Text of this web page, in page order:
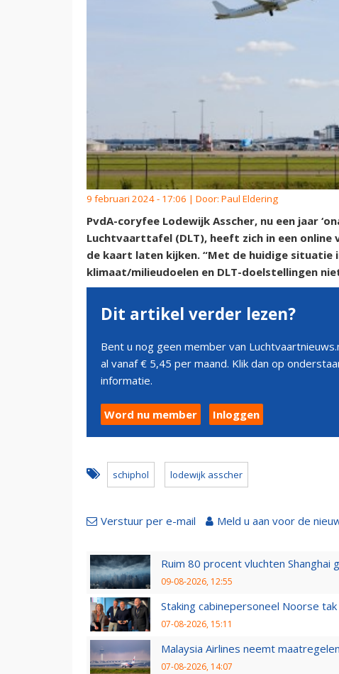
9 februari 2024 - 17:06 | Door: Paul Eldering
PvdA-coryfee Lodewijk Asscher, nu een jaar
Luchtvaarttafel (DLT), heeft zich in een online
de kaart laten kijken. “Met de huidige situatie
klimaat/milieudoelen en DLT-doelstellingen
Dit artikel verder lezen?
Bent u nog geen member van
al vanaf € 5,45 per maand. Klik dan op
informatie.
Word nu member Inloggen
schiphol lodewijk asscher
Verstuur per e-mail Meld u aan voor de
Ruim 80 procent vluchten
09-08-2026, 12:55
Staking cabinepersoneel Noorse
07-08-2026, 15:11
Malaysia Airlines neemt
07-08-2026, 14:07